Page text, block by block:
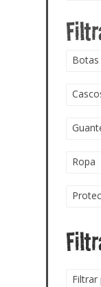
Botas
Ropa
Filtrar